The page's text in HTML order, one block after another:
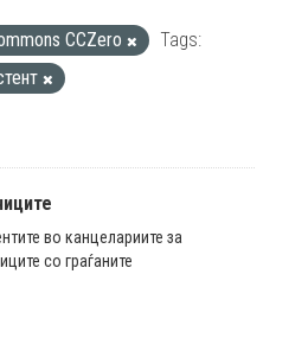
CCZero
Tags:
во канцелариите за
со граѓаните